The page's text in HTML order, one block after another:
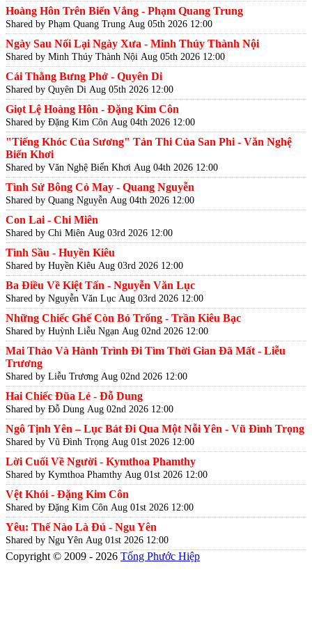
Hoàng Hôn Trên Biển Vắng - Phạm Quang Trung
Shared by Phạm Quang Trung Aug 05th 2026 12:00
Ngày Sau Nối Lại Ngày Xưa - Minh Thúy Thành Nội
Shared by Minh Thúy Thành Nội Aug 05th 2026 12:00
Cái Thằng Bưng Phở - Quyên Di
Shared by Quyên Di Aug 05th 2026 12:00
Giọt Lệ Hoàng Hôn - Đặng Kim Côn
Shared by Đặng Kim Côn Aug 04th 2026 12:00
"Tiếng Khóc Của Sương" Tản Thi Của San Phi - Văn Nghệ
Biển Khơi
Shared by Văn Nghệ Biển Khơi Aug 04th 2026 12:00
Tình Sử Bông Cỏ May - Quang Nguyễn
Shared by Quang Nguyễn Aug 04th 2026 12:00
Con Lai - Chi Miên
Shared by Chi Miên Aug 03rd 2026 12:00
Tình Sầu - Huyền Kiêu
Shared by Huyền Kiêu Aug 03rd 2026 12:00
Ba Điều Về Kiệt Tấn - Nguyễn Văn Lục
Shared by Nguyễn Văn Lục Aug 03rd 2026 12:00
Những Chiếc Ghế Còn Bỏ Trống - Trần Kiêu Bạc
Shared by Huỳnh Liễu Ngạn Aug 02nd 2026 12:00
Mai Thảo Và Hành Trình Đi Tìm Thời Gian Đã Mất - Liễu
Trương
Shared by Liễu Trương Aug 02nd 2026 12:00
Hai Chiếc Đũa Lẻ - Đỗ Dung
Shared by Đỗ Dung Aug 02nd 2026 12:00
Ngô Tịnh Yên – Lục Bát Đi Qua Một Nỗi Yên - Vũ Đình Trọng
Shared by Vũ Đình Trọng Aug 01st 2026 12:00
Lời Cuối Về Người - Kymthoa Phamthy
Shared by Kymthoa Phamthy Aug 01st 2026 12:00
Vệt Khói - Đặng Kim Côn
Shared by Đặng Kim Côn Aug 01st 2026 12:00
Yêu: Thế Nào Là Đủ - Ngu Yên
Shared by Ngu Yên Aug 01st 2026 12:00
Copyright © 2009 - 2026 Tống Phước Hiệp